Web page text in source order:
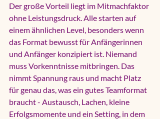
Der große Vorteil liegt im Mitmachfaktor
ohne Leistungsdruck. Alle starten auf
einem ähnlichen Level, besonders wenn
das Format bewusst für Anfängerinnen
und Anfänger konzipiert ist. Niemand
muss Vorkenntnisse mitbringen. Das
nimmt Spannung raus und macht Platz
für genau das, was ein gutes Teamformat
braucht - Austausch, Lachen, kleine
Erfolgsmomente und ein Setting, in dem